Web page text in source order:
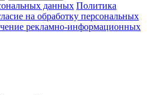
данных Политика
на обработку персональных
рекламно-информационных